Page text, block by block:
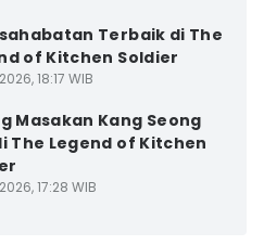
Terbaik di The
of Kitchen Soldier
18:17 WIB
Masakan Kang Seong
The Legend of Kitchen
17:28 WIB